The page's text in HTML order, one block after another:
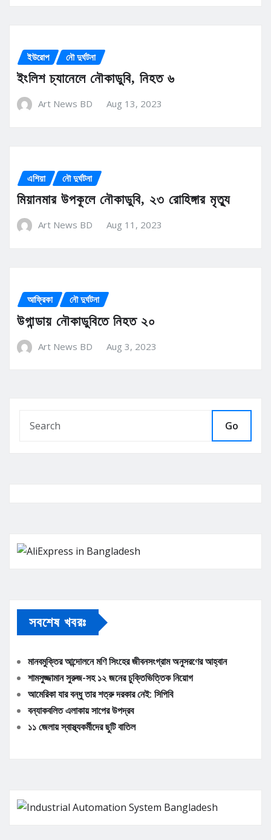
ইউরোপ নৌ দুর্ঘটনা
ইংলিশ চ্যানেলে নৌকাডুবি, নিহত ৬
Art News BD Aug 13, 2023
এশিয়া নৌ দুর্ঘটনা
মিয়ানমার উপকূলে নৌকাডুবি, ২৩ রোহিঙ্গার মৃত্যু
Art News BD Aug 11, 2023
আফ্রিকা নৌ দুর্ঘটনা
উগান্ডায় নৌকাডুবিতে নিহত ২০
Art News BD Aug 3, 2023
Go
সবশেষ খবরঃ
মানবমুক্তির আন্দোলনে মণি সিংহের জীবনসংগ্রাম অনুসরণের আহ্বান
শামসুজ্জামান সুরুজ-সহ ১২ জনের চুক্তিভিত্তিক নিয়োগ
আমেরিকা যার বন্ধু তার শত্রু দরকার নেই: সিপিবি
বন্যাকবলিত এলাকায় সাপের উপদ্রব
১১ জেলায় স্বাস্থ্যকর্মীদের ছুটি বাতিল